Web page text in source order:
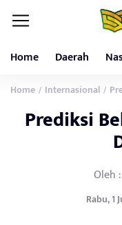
Home Daerah
Home / Internasional /
Prediksi
Oleh
Rabu, 1